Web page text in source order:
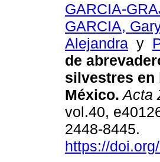
GARCIA-
GARCIA,
Alejandra y
de
silvestres en
México. Acta
vol.40,
2448-8445.
https://